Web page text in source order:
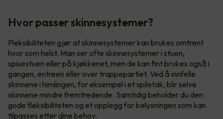
Hvor passer skinnesystemer?
Fleksibiliteten gjør at skinnesystemer kan brukes omtrent
hvor som helst. Man ser ofte skinnesystemer i stuen,
spisestuen eller på kjøkkenet, men de kan fint brukes også i
gangen, entreen eller over trappepartiet. Ved å innfelle
skinnene i himlingen, for eksempel i et spiletak, blir selve
skinnene mindre fremtredende. Samtidig beholder du den
gode fleksibiliteten og et opplegg for belysningen som kan
tilpasses etter dine behov.